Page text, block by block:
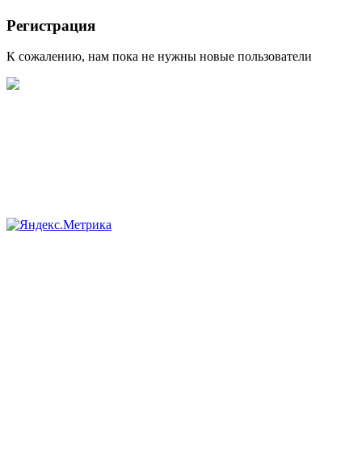
Регистрация
К сожалению, нам пока не нужны новые пользователи